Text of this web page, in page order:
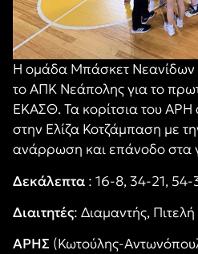
Η ομάδα Μπάσκετ Νεανίδων
το ΑΠΚ Νεάπολης για το
ΕΚΑΣΘ. Τα κορίτσια του ΑΡΗ
στην Ελίζα Κοτζάμπαση με
ανάρρωση και επάνοδο στα
Δεκάλεπτα : 16-8, 34-21, 54-
Διαιτητές: Διαμαντής, Πιτελή
ΑΡΗΣ (Κωτούλης-